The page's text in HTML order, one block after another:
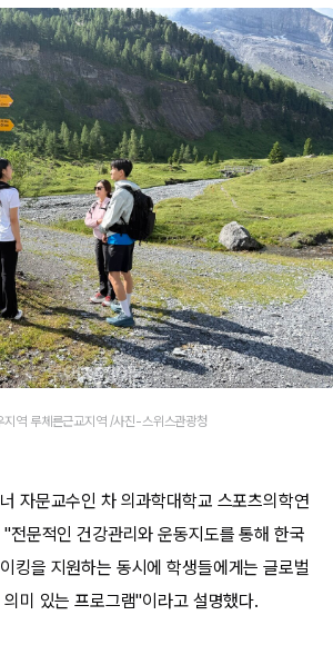
지역 루체른근교지역 /사진-스위스관광청
자문교수인 차 의과학대학교 스포츠의학연
전문적인 건강관리와 운동지도를 통해 한국
킹을 지원하는 동시에 학생들에게는 글로벌
미 있는 프로그램"이라고 설명했다.